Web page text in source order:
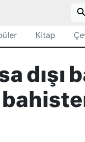
Kitap
dışı